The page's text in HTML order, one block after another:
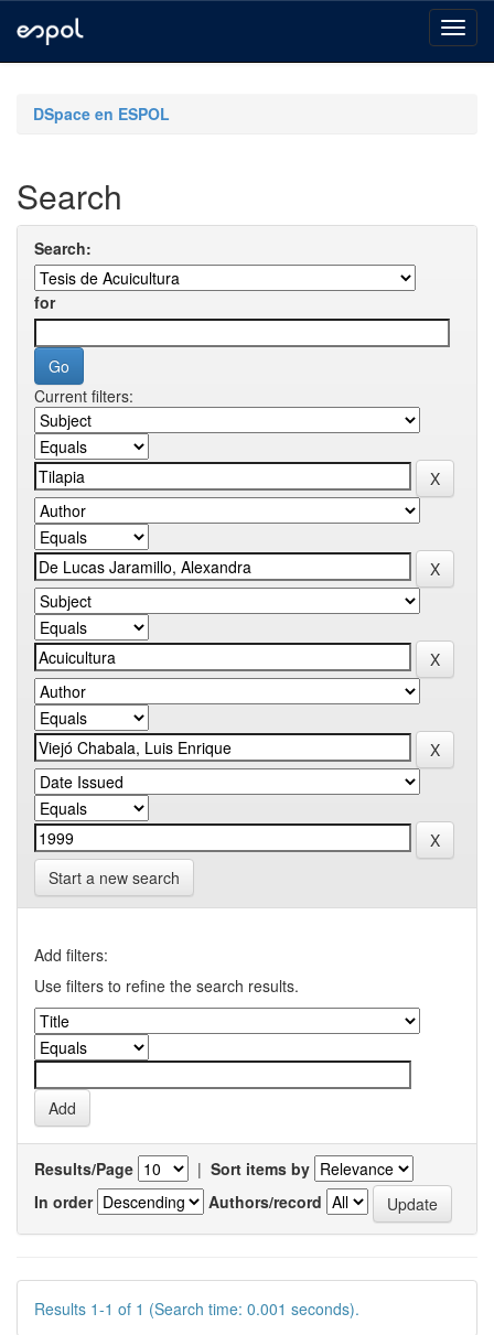
navigationDSpace en ESPOL
Search
Search:
for
Current filters:
Start a new search
Add filters:
Use filters to refine the search results.
Results/Page | Sort items by
In order
Authors/record
Results 1-1 of 1 (Search time: 0.001 seconds).